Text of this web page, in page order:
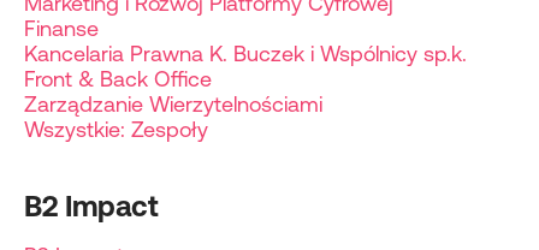
Finanse
Kancelaria Prawna K. Buczek i Wspólnicy sp.k.
Front & Back Office
Zarządzanie Wierzytelnościami
Wszystkie: Zespoły
B2 Impact